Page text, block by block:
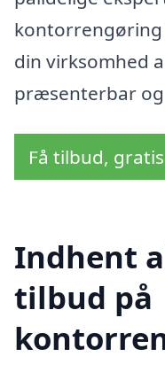
kontorrengøring
din virksomhed
præsenterbar
Få tilbud,
Indhent
tilbud på